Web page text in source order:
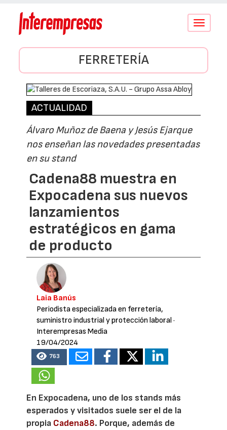
Conmutar
FERRETERÍA
ACTUALIDAD
Álvaro Muñoz de Baena y Jesús Ejarque
nos enseñan las novedades presentadas
en su stand
Cadena88 muestra en
Expocadena sus nuevos
lanzamientos
estratégicos en gama
de producto
Laia Banús
Periodista especializada en ferretería,
suministro industrial y protección laboral·
Interempresas Media
19/04/2024
763
En Expocadena, uno de los stands más
esperados y visitados suele ser el de la
propia Cadena88. Porque, además de